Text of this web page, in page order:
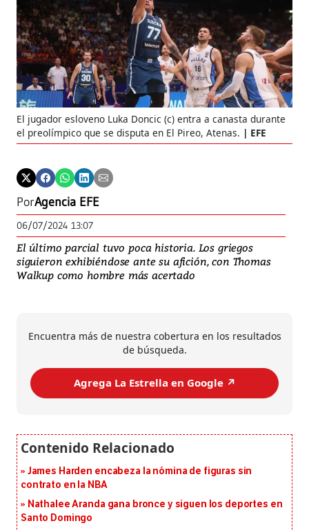
El jugador esloveno Luka Doncic (c) entra a canasta durante
el preolímpico que se disputa en El Pireo, Atenas.
EFE
PorAgencia EFE
06/07/2024 13:07
El último parcial tuvo poca historia. Los griegos
siguieron exhibiéndose ante su afición, con Thomas
Walkup como hombre más acertado
Encuentra más de nuestra cobertura en los resultados
de búsqueda.
Agrega La Estrella en Google ↗️
James Harden encabeza la nómina de figuras sin
contrato en la NBA
Nathalee Aranda gana bronce y siguen los deportes en
Santo Domingo